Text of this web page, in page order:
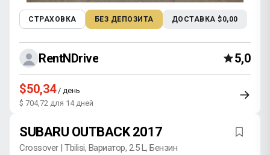
СТРАХОВКА БЕЗ ДЕПОЗИТА ДОСТАВКА $0,00
RentNDrive 5,0
$50,34/ день
$ 704,72 для 14 дней
SUBARU OUTBACK 2017
Crossover | Tbilisi, Вариатор, 2.5 L, Бензин